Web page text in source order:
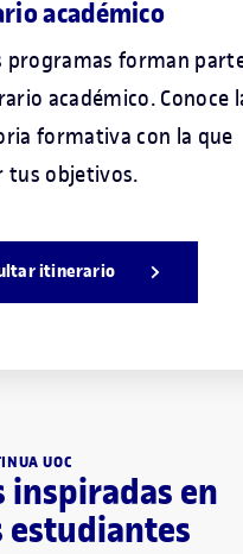
académico
programas forman
académico. Conoce
formativa con la que
tus objetivos.
itinerario
UOC
inspiradas en
estudiantes